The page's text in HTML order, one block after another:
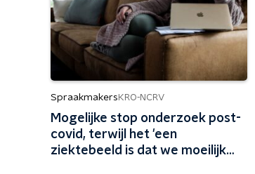
Spraakmakers KRO-NCRV
Mogelijke stop onderzoek post-
covid, terwijl het 'een
ziektebeeld is dat we moeilijk